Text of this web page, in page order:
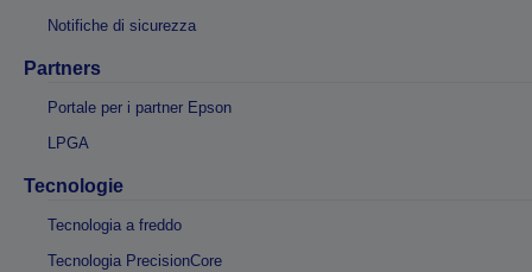
Notifiche di sicurezza
Partners
Portale per i partner Epson
LPGA
Tecnologie
Tecnologia a freddo
Tecnologia PrecisionCore